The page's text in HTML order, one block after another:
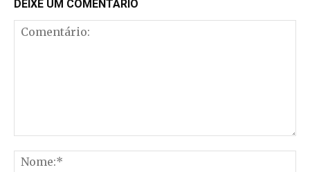
DEIXE UM COMENTÁRIO